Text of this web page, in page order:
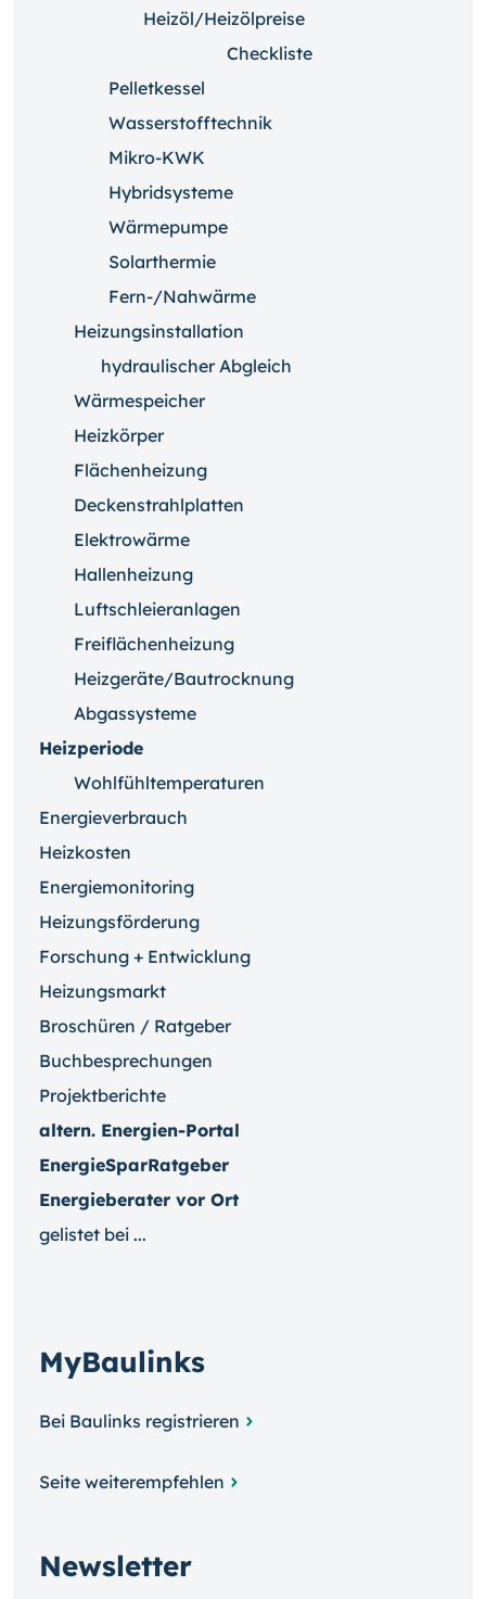
Heizöl/Heizölpreise
Checkliste
Pelletkessel
Wasserstofftechnik
Mikro-KWK
Hybridsysteme
Wärmepumpe
Solarthermie
Fern-/Nahwärme
Heizungsinstallation
hydraulischer Abgleich
Wärmespeicher
Heizkörper
Flächenheizung
Deckenstrahlplatten
Elektrowärme
Hallenheizung
Luftschleieranlagen
Freiflächenheizung
Heizgeräte/Bautrocknung
Abgassysteme
Heizperiode
Wohlfühltemperaturen
Energieverbrauch
Heizkosten
Energiemonitoring
Heizungsförderung
Forschung + Entwicklung
Heizungsmarkt
Broschüren / Ratgeber
Buchbesprechungen
Projektberichte
altern. Energien-Portal
EnergieSparRatgeber
Energieberater vor Ort
gelistet bei ...
MyBaulinks
Bei Baulinks registrieren
Seite weiterempfehlen
Newsletter